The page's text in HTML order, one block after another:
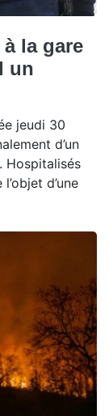
la gare
un
jeudi 30
d’un
Hospitalisés
d’une